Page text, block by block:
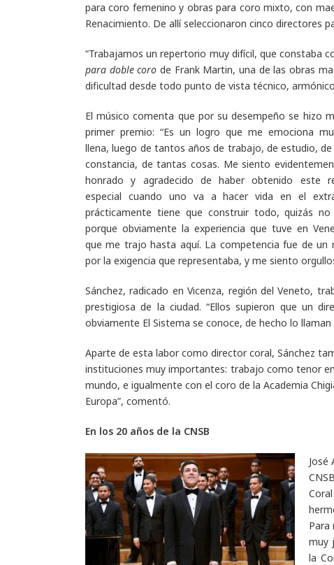
para coro femenino y obras para coro mixto, con
Renacimiento. De allí seleccionaron cinco directores
“Trabajamos un repertorio muy difícil, que constaba
para doble coro de Frank Martin, una de las obras
dificultad desde todo punto de vista técnico,
El músico comenta que por su desempeño se hizo
primer premio: “Es un logro que me emociona
llena, luego de tantos años de trabajo, de estudio, de
constancia, de tantas cosas. Me siento
honrado y agradecido de haber obtenido este
especial cuando uno va a hacer vida en el
prácticamente tiene que construir todo, quizás no
porque obviamente la experiencia que tuve en
que me trajo hasta aquí. La competencia fue de un
por la exigencia que representaba, y me siento
Sánchez, radicado en Vicenza, región del Veneto,
prestigiosa de la ciudad. “Ellos supieron que un
obviamente El Sistema se conoce, de hecho lo
Aparte de esta labor como director coral, Sánchez
instituciones muy importantes: trabajo como tenor
mundo, e igualmente con el coro de la Academia
Europa”, comentó.
En los 20 años de la CNSB
José
Para
muy
la